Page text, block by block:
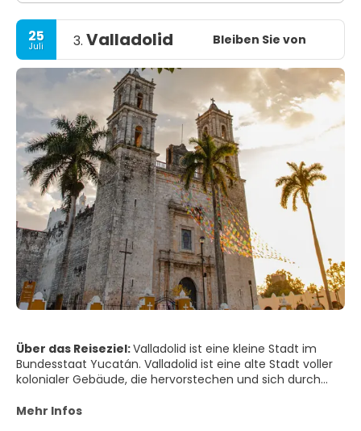
25
Juli 3. Valladolid Bleiben Sie von
Über das Reiseziel:Valladolid ist eine kleine Stadt im
Bundesstaat Yucatán. Valladolid ist eine alte Stadt voller
kolonialer Gebäude, die hervorstechen und sich durch
sich in den Tempeln und alten Vierteln ausdrückt, wo die
Mehr Infos